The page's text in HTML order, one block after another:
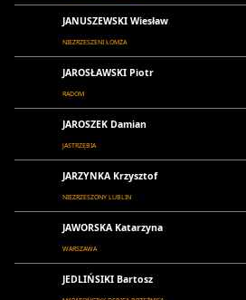
JANUSZEWSKI Wiesław
NIEZRZESZENI ŁOMŻA
JAROSŁAWSKI Piotr
RADOM
JAROSZEK Damian
JASTRZĘBIA
JARZYNKA Krzysztof
NIEZRZESZONY LUBLIN
JAWORSKA Katarzyna
WARSZAWA
JEDLIŃSIKI Bartosz